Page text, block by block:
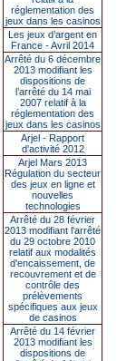
réglementation des
jeux dans les casinos
Les jeux d’argent en
France - Avril 2014
Arrêté du 6 décembre
2013 modifiant les
dispositions de
l’arrêté du 14 mai
2007 relatif à la
réglementation des
jeux dans les casinos
Arjel - Rapport
d'activité 2012
Arjel Mars 2013
Régulation du secteur
des jeux en ligne et
nouvelles
technologies
Arrêté du 28 février
2013 modifiant l'arrêté
du 29 octobre 2010
relatif aux modalités
d'encaissement, de
recouvrement et de
contrôle des
prélèvements
spécifiques aux jeux
de casinos
Arrêté du 14 février
2013 modifiant les
dispositions de